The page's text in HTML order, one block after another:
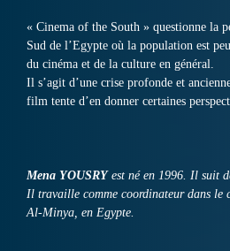
« Cinema of the South » questionne la
Sud de l’Egypte où la population est
du cinéma et de la culture en général.
Il s’agit d’une crise profonde et
film tente d’en donner certaines
Mena YOUSRYest né en 1996. Il suit
Il travaille comme coordinateur dans le
Al-Minya, en Egypte.